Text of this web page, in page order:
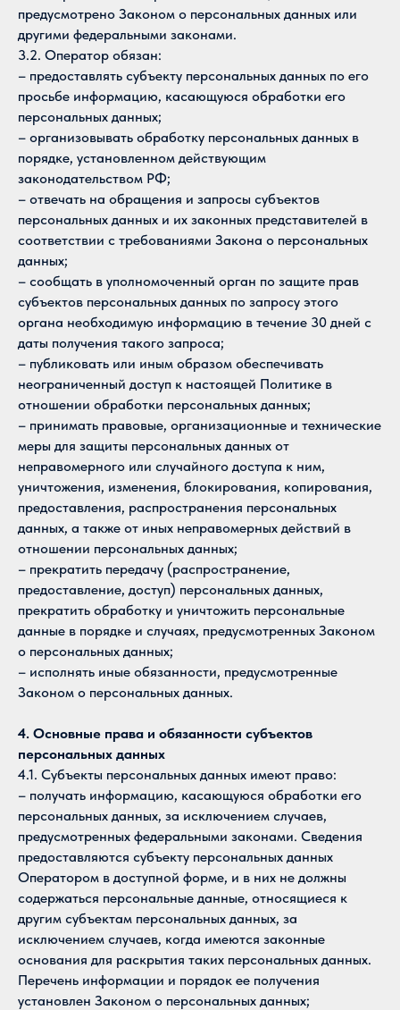
предусмотрено Законом о персональных данных или
другими федеральными законами.
3.2. Оператор обязан:
– предоставлять субъекту персональных данных по его
просьбе информацию, касающуюся обработки его
персональных данных;
– организовывать обработку персональных данных в
порядке, установленном действующим
законодательством РФ;
– отвечать на обращения и запросы субъектов
персональных данных и их законных представителей в
соответствии с требованиями Закона о персональных
данных;
– сообщать в уполномоченный орган по защите прав
субъектов персональных данных по запросу этого
органа необходимую информацию в течение 30 дней с
даты получения такого запроса;
– публиковать или иным образом обеспечивать
неограниченный доступ к настоящей Политике в
отношении обработки персональных данных;
– принимать правовые, организационные и технические
меры для защиты персональных данных от
неправомерного или случайного доступа к ним,
уничтожения, изменения, блокирования, копирования,
предоставления, распространения персональных
данных, а также от иных неправомерных действий в
отношении персональных данных;
– прекратить передачу (распространение,
предоставление, доступ) персональных данных,
прекратить обработку и уничтожить персональные
данные в порядке и случаях, предусмотренных Законом
о персональных данных;
– исполнять иные обязанности, предусмотренные
Законом о персональных данных.
4. Основные права и обязанности субъектов
персональных данных
4.1. Субъекты персональных данных имеют право:
– получать информацию, касающуюся обработки его
персональных данных, за исключением случаев,
предусмотренных федеральными законами. Сведения
предоставляются субъекту персональных данных
Оператором в доступной форме, и в них не должны
содержаться персональные данные, относящиеся к
другим субъектам персональных данных, за
исключением случаев, когда имеются законные
основания для раскрытия таких персональных данных.
Перечень информации и порядок ее получения
установлен Законом о персональных данных;